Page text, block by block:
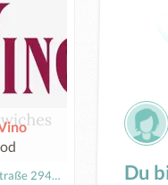
1210, Jedlersdorfer Straße 294/2/R01
Du